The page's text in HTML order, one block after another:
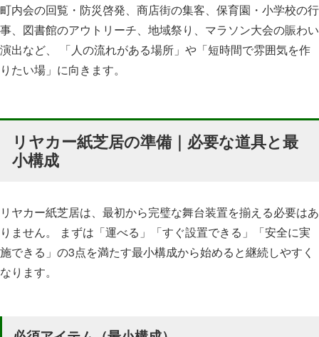
町内会の回覧・防災啓発、商店街の集客、保育園・小学校の行
事、図書館のアウトリーチ、地域祭り、マラソン大会の賑わい
演出など、 「人の流れがある場所」や「短時間で雰囲気を作
りたい場」に向きます。
リヤカー紙芝居の準備｜必要な道具と最
小構成
リヤカー紙芝居は、最初から完璧な舞台装置を揃える必要はあ
りません。 まずは「運べる」「すぐ設置できる」「安全に実
施できる」の3点を満たす最小構成から始めると継続しやすく
なります。